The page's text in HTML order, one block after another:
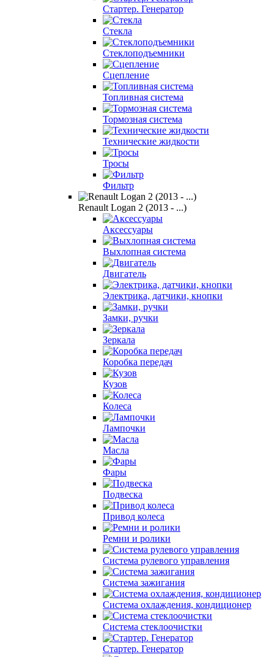
Стартер. Генератор
Стекла
Стеклоподъемники
Сцепление
Топливная система
Тормозная система
Технические жидкости
Тросы
Фильтр
Renault Logan 2 (2013 - ...)
Аксессуары
Выхлопная система
Двигатель
Электрика, датчики, кнопки
Замки, ручки
Зеркала
Коробка передач
Кузов
Колеса
Лампочки
Масла
Фары
Подвеска
Привод колеса
Ремни и ролики
Система рулевого управления
Система зажигания
Система охлаждения, кондиционер
Система cтеклоочистки
Стартер. Генератор